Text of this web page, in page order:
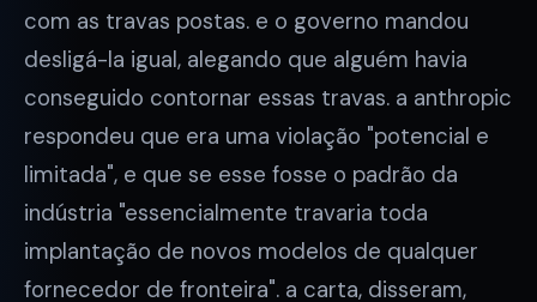
com as travas postas. e o governo mandou
desligá-la igual, alegando que alguém havia
conseguido contornar essas travas. a anthropic
respondeu que era uma violação "potencial e
limitada", e que se esse fosse o padrão da
indústria "essencialmente travaria toda
implantação de novos modelos de qualquer
fornecedor de fronteira". a carta, disseram,